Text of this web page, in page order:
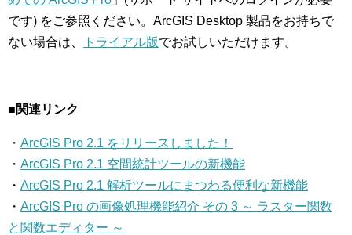
です) をご参照ください。ArcGIS Desktop 製品をお持ちで
ない場合は、
トライアル版でお試しいただけます。
■関連リンク
・ ArcGIS Pro 2.1 をリリースしました！
・ ArcGIS Pro 2.1 空間統計ツールの新機能
・ ArcGIS Pro 2.1 解析ツールにまつわる便利な新機能
・ ArcGIS Pro の画像処理機能紹介 その 3 ～ ラスター関数
と関数エディター ～